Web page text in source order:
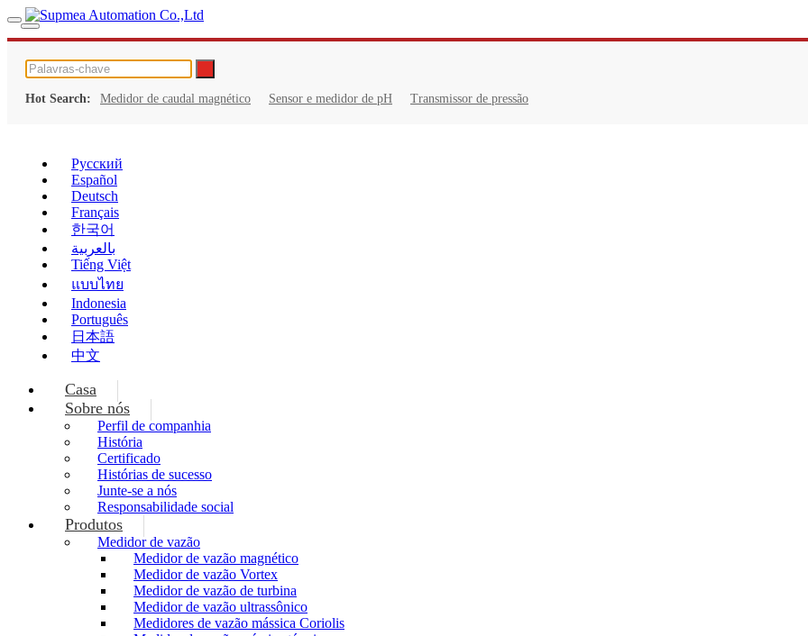
Hot Search: Medidor de caudal magnético Sensor e medidor de pH Transmissor de pressão
Русский
Español
Deutsch
Français
한국어
بالعربية
Tiếng Việt
แบบไทย
Indonesia
Português
日本語
中文
Casa
Sobre nós
Perfil de companhia
História
Certificado
Histórias de sucesso
Junte-se a nós
Responsabilidade social
Produtos
Medidor de vazão
Medidor de vazão magnético
Medidor de vazão Vortex
Medidor de vazão de turbina
Medidor de vazão ultrassônico
Medidores de vazão mássica Coriolis